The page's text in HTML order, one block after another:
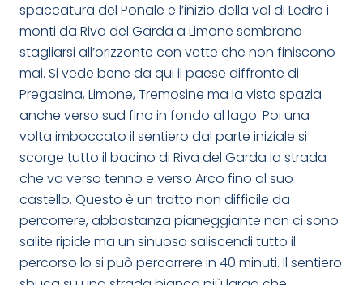
spaccatura del Ponale e l’inizio della val di Ledro i
monti da Riva del Garda a Limone sembrano
stagliarsi all’orizzonte con vette che non finiscono
mai. Si vede bene da qui il paese diffronte di
Pregasina, Limone, Tremosine ma la vista spazia
anche verso sud fino in fondo al lago. Poi una
volta imboccato il sentiero dal parte iniziale si
scorge tutto il bacino di Riva del Garda la strada
che va verso tenno e verso Arco fino al suo
castello. Questo è un tratto non difficile da
percorrere, abbastanza pianeggiante non ci sono
salite ripide ma un sinuoso saliscendi tutto il
percorso lo si può percorrere in 40 minuti. Il sentiero